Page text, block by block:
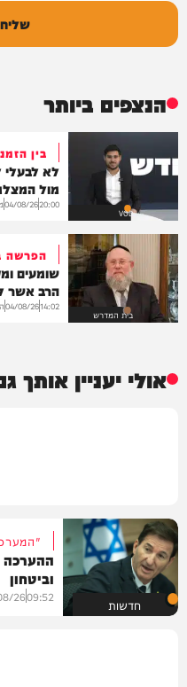
הנצפים ביותר
VOD
בין
לא לבעלי
מול
20:00
04/08/26
בית המדרש
הפרשה
שומעים
הרב אשר
14:02
04/08/26
אולי יעניין אותך
חדשות
ההערכה
וביטחון
09:52
26